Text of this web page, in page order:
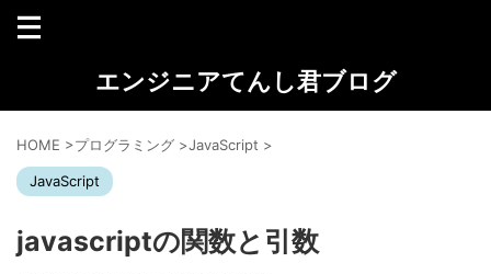
エンジニアてんし君ブログ
HOME >プログラミング >JavaScript >
JavaScript
javascriptの関数と引数